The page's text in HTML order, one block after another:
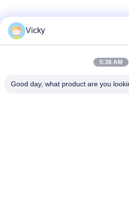
3. Stock, Gebäude 2, Xinwuxia-
Vicky
5:36 AM
Good day, what product are you